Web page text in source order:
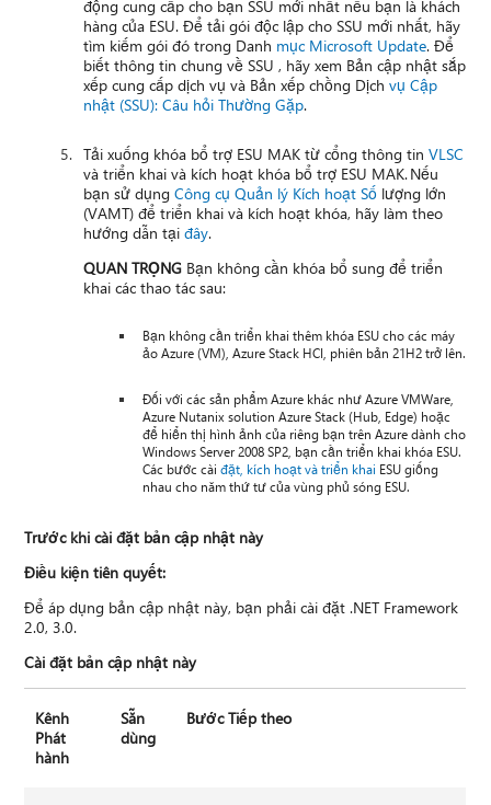
động cung cấp cho bạn SSU mới nhất nếu bạn là khách
hàng của ESU. Để tải gói độc lập cho SSU mới nhất, hãy
tìm kiếm gói đó trong Danh mục Microsoft Update. Để
biết thông tin chung về SSU , hãy xem Bản cập nhật sắp
xếp cung cấp dịch vụ và Bản xếp chồng Dịchvụ Cập
nhật (SSU): Câu hỏi Thường Gặp.
Tải xuống khóa bổ trợ ESU MAK từ cổng thông tinVLSC
và triển khai và kích hoạt khóa bổ trợ ESU MAK. Nếu
bạn sử dụngCông cụ Quản lý Kích hoạt Số lượng lớn
(VAMT) để triển khai và kích hoạt khóa, hãy làm theo
hướng dẫn tạiđây.
QUAN TRỌNG Bạn không cần khóa bổ sung để triển
khai các thao tác sau:
Bạn không cần triển khai thêm khóa ESU cho các máy
ảo Azure (VM), Azure Stack HCI, phiên bản 21H2 trở lên.
Đối với các sản phẩm Azure khác như Azure VMWare,
Azure Nutanix solution Azure Stack (Hub, Edge) hoặc
để hiển thị hình ảnh của riêng bạn trên Azure dành cho
Windows Server 2008 SP2, bạn cần triển khai khóa ESU.
Các bước càiđặt, kích hoạt và triển khai ESU giống
nhau cho năm thứ tư của vùng phủ sóng ESU.
Trước khi cài đặt bản cập nhật này
Điều kiện tiên quyết:
Để áp dụng bản cập nhật này, bạn phải cài đặt .NET Framework
2.0, 3.0.
Cài đặt bản cập nhật này
Kênh
Phát
hành
Sẵn
dùng
Bước Tiếp theo